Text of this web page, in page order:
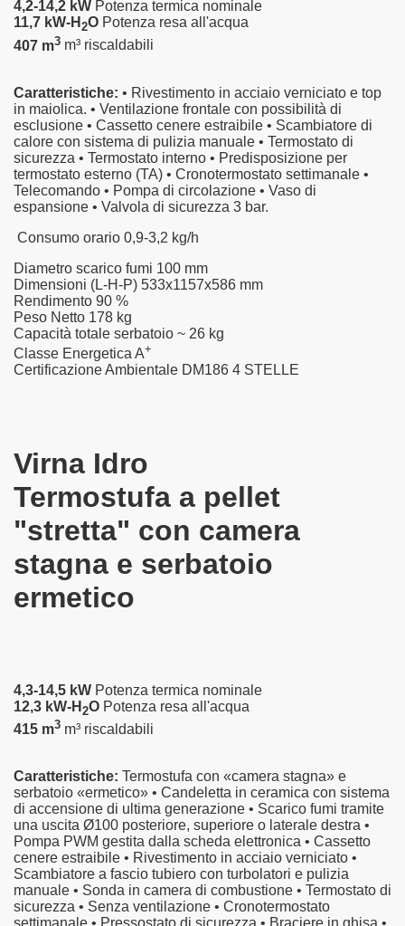
4,2-14,2 kW Potenza termica nominale
11,7 kW-H 2O Potenza resa all'acqua
407 m3 m³ riscaldabili
Caratteristiche: • Rivestimento in acciaio verniciato e top
in maiolica. • Ventilazione frontale con possibilità di
esclusione • Cassetto cenere estraibile • Scambiatore di
calore con sistema di pulizia manuale • Termostato di
sicurezza • Termostato interno • Predisposizione per
termostato esterno (TA) • Cronotermostato settimanale •
Telecomando • Pompa di circolazione • Vaso di
espansione • Valvola di sicurezza 3 bar.
Consumo orario 0,9-3,2 kg/h
Diametro scarico fumi 100 mm
Dimensioni (L-H-P) 533x1157x586 mm
Rendimento 90 %
Peso Netto 178 kg
Capacità totale serbatoio ~ 26 kg
Classe Energetica A+
Certificazione Ambientale DM186 4 STELLE
Virna Idro
Termostufa a pellet
"stretta" con camera
stagna e serbatoio
ermetico
4,3-14,5 kW Potenza termica nominale
12,3 kW-H 2O Potenza resa all'acqua
415 m3 m³ riscaldabili
Caratteristiche: Termostufa con «camera stagna» e
serbatoio «ermetico» • Candeletta in ceramica con sistema
di accensione di ultima generazione • Scarico fumi tramite
una uscita Ø100 posteriore, superiore o laterale destra •
Pompa PWM gestita dalla scheda elettronica • Cassetto
cenere estraibile • Rivestimento in acciaio verniciato •
Scambiatore a fascio tubiero con turbolatori e pulizia
manuale • Sonda in camera di combustione • Termostato di
sicurezza • Senza ventilazione • Cronotermostato